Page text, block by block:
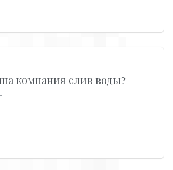
компания слив воды?